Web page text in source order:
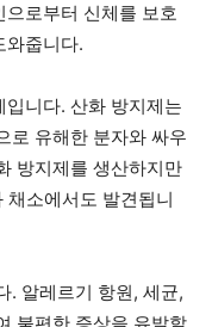
로부터 신체를 보호
와줍니다.
니다. 산화 방지제는
로 유해한 분자와 싸우
방지제를 생산하지만
채소에서도 발견됩니
. 알레르기 항원, 세균,